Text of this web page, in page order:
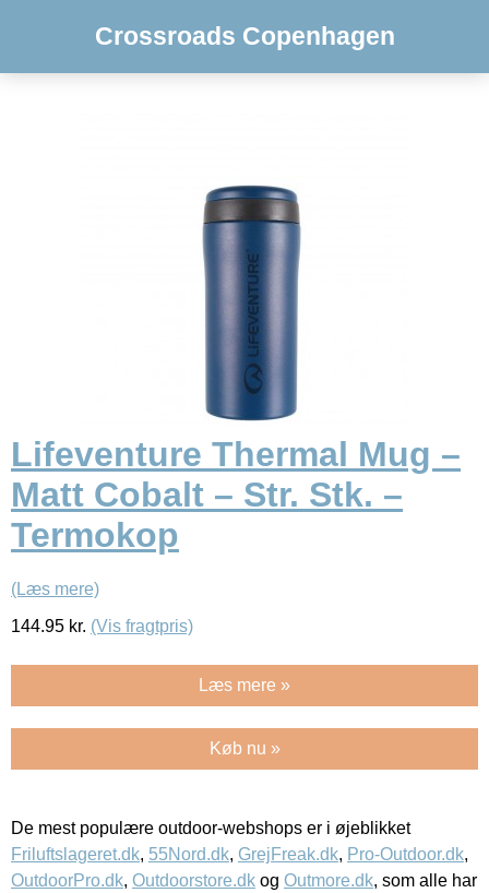
Crossroads Copenhagen
Lifeventure Thermal Mug –
Matt Cobalt – Str. Stk. –
Termokop
(Læs mere)
144.95 kr. (Vis fragtpris)
Læs mere »
Køb nu »
De mest populære outdoor-webshops er i øjeblikket
Friluftslageret.dk, 55Nord.dk, GrejFreak.dk, Pro-Outdoor.dk,
OutdoorPro.dk, Outdoorstore.dk og Outmore.dk, som alle har